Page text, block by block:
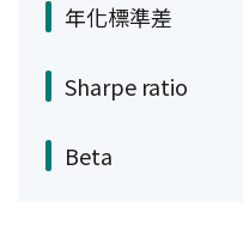
年化標準差
Sharpe ratio
Beta